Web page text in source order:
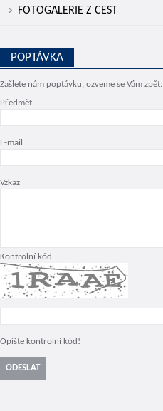
FOTOGALERIE Z CEST
POPTÁVKA
Zašlete nám poptávku, ozveme se Vám zpět.
Předmět
E-mail
Vzkaz
Kontrolní kód
Opište kontrolní kód!